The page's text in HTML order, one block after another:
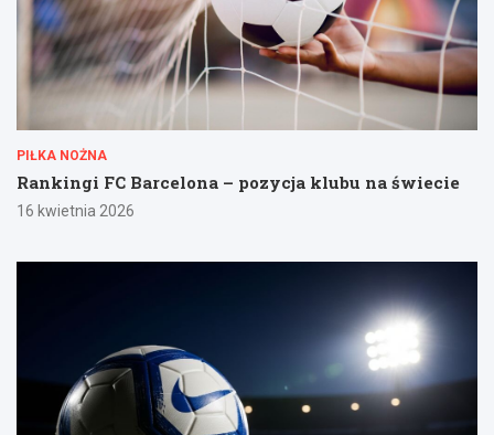
PIŁKA NOŻNA
Rankingi FC Barcelona – pozycja klubu na świecie
16 kwietnia 2026